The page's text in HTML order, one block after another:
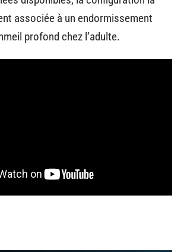
associée à un endormissement
profond chez l’adulte.